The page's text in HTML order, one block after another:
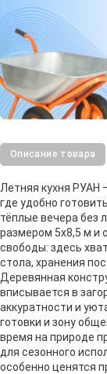
Описание товара
Летняя кухня РУАН
где удобно
тёплые вечера без
размером 5х8,5 м
свободы: здесь
стола, хранения
Деревянная
вписывается в
аккуратности и
готовки и зону
время на природе
для сезонного
особенно ценятся